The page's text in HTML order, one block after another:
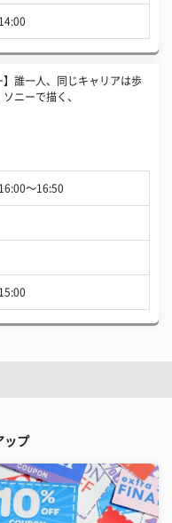
】誰一人、同じキャリアは歩
ソニーで描く、
〜16:50
ップ